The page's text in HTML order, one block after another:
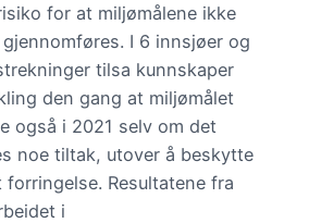
for at miljømålene ikke
I 6 innsjøer og
tilsa kunnskaper
den gang at miljømålet
også i 2021 selv om det
noe tiltak, utover å beskytte
Resultatene fra
i